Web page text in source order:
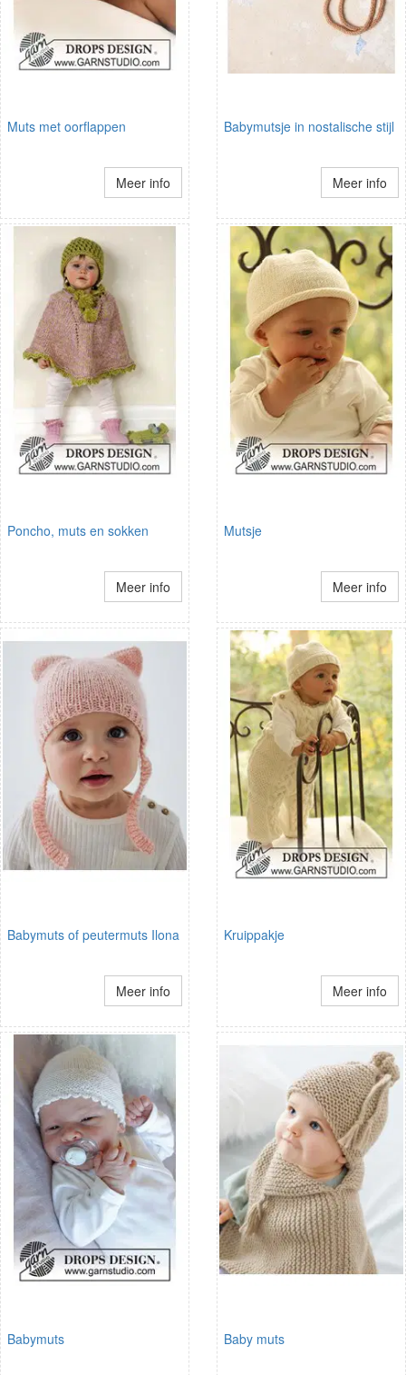
Muts met oorflappen
Meer info
Babymutsje in nostalische stijl
Meer info
Poncho, muts en sokken
Meer info
Mutsje
Meer info
Babymuts of peutermuts Ilona
Meer info
Kruippakje
Meer info
Babymuts Baby muts